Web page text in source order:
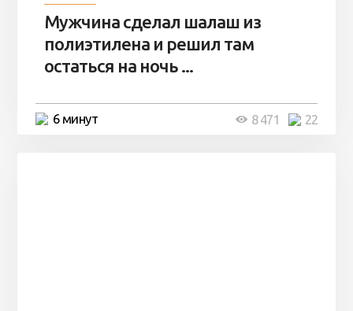
Мужчина сделал шалаш из
полиэтилена и решил там
остаться на ночь ...
6 минут 22
8 471